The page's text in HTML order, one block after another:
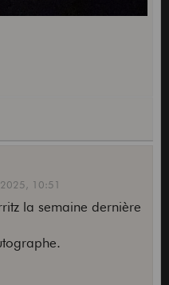
10:51
la semaine dernière